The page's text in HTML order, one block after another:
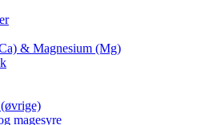
& Magnesium (Mg)
magesyre